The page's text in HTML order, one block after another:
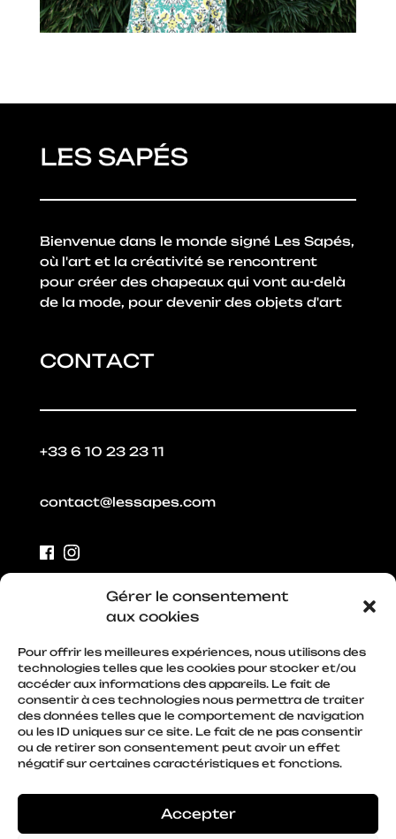
Gérer le consentement
aux cookies
Pour offrir les meilleures expériences, nous utilisons des
technologies telles que les cookies pour stocker et/ou
accéder aux informations des appareils. Le fait de
consentir à ces technologies nous permettra de traiter
des données telles que le comportement de navigation
ou les ID uniques sur ce site. Le fait de ne pas consentir
ou de retirer son consentement peut avoir un effet
négatif sur certaines caractéristiques et fonctions.
Accepter
Bienvenue dans le monde signé Les Sapés,
où l'art et la créativité se rencontrent
pour créer des chapeaux qui vont au-delà
de la mode, pour devenir des objets d'art
CONTACT
+33 6 10 23 23 11
contact@lessapes.com
Facebook
MARSON, Grand Est,
Uniquement sur rendez vous.
Tous droits réservés ·Politique de confidentialité·